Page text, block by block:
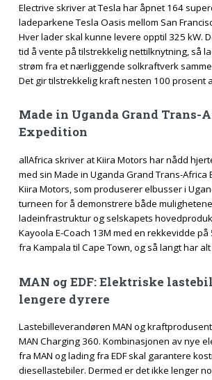
Electrive skriver at Tesla har åpnet 164
ladeparkene Tesla Oasis mellom San
Hver lader skal kunne levere opptil 325 kW.
tid å vente på tilstrekkelig nettilknytning, så
strøm fra et nærliggende solkraftverk
Det gir tilstrekkelig kraft nesten 100 prosent
Made in Uganda Grand Trans-
Expedition
allAfrica skriver at Kiira Motors har nådd
med sin Made in Uganda Grand Trans-Africa
Kiira Motors, som produserer elbusser i
turneen for å demonstrere både
ladeinfrastruktur og selskapets
Kayoola E-Coach 13M med en rekkevidde på
fra Kampala til Cape Town, og så langt har
MAN og EDF: Elektriske
lengere dyrere
Lastebilleverandøren MAN og
MAN Charging 360. Kombinasjonen av nye
fra MAN og lading fra EDF skal garantere
diesellastebiler. Dermed er det ikke lenger